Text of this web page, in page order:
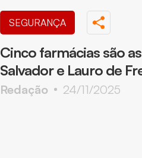
SEGURANÇA
Cinco farmácias são
Salvador e Lauro de
Redação 24/11/2025